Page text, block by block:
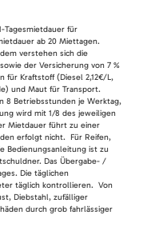
Tagesmietdauer für
ab 20 Miettagen.
verstehen sich die
der Versicherung von 7 %
für Kraftstoff (Diesel 2,12€/L,
und Maut für Transport.
8 Betriebsstunden je Werktag,
wird mit 1/8 des jeweiligen
Mietdauer führt zu einer
erfolgt nicht. Für Reifen,
Bedienungsanleitung ist zu
Das Übergabe- /
Die täglichen
täglich kontrollieren. Von
Diebstahl, zufälliger
durch grob fahrlässiger